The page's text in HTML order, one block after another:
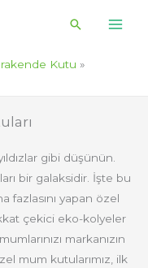
Arama
Kutu
gibi düşünün.
bir galaksidir. İşte bu
fazlasını yapan özel
çekici eko-kolyeler
markanızın
mum kutularımız, ilk